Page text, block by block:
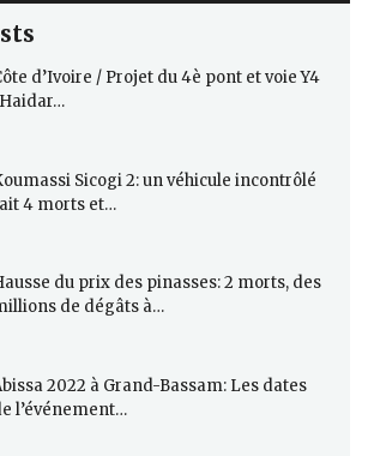
d’Ivoire / Projet du 4è pont et voie Y4
Sicogi 2: un véhicule incontrôlé
4 morts et…
du prix des pinasses: 2 morts, des
de dégâts à…
2022 à Grand-Bassam: Les dates
l’événement…